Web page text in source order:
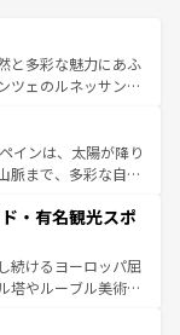
と多彩な魅力にあふ
ツェのルネッサンス
マルフィ海岸の絶
の合間には、本場の
理を堪能することも
い旅をしてみよう！
インは、太陽が降り
脈まで、多彩な自然
ラメンコ、熱気あふ
の一部となってい
気や、バルセロナの
代ローマ遺跡や中世
スペインはその個
・有名観光スポ
続けるヨーロッパ屈
塔やルーブル美術館
宮殿、歴史的な大